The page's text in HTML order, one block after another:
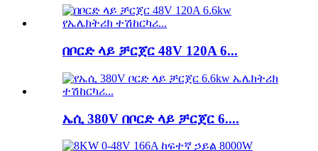
በቦርድ ላይ ቻርጀር 48V 120A 6...
ኤሲ 380V በቦርድ ላይ ቻርጀር 6....